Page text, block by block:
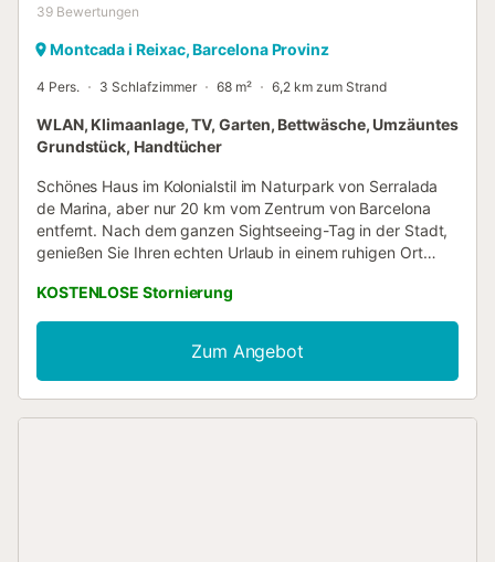
39 Bewertungen
Montcada i Reixac, Barcelona Provinz
4 Pers. 3 Schlafzimmer 68 m² 6,2 km zum Strand
WLAN, Klimaanlage, TV, Garten, Bettwäsche, Umzäuntes
Grundstück, Handtücher
Schönes Haus im Kolonialstil im Naturpark von Serralada
de Marina, aber nur 20 km vom Zentrum von Barcelona
entfernt. Nach dem ganzen Sightseeing-Tag in der Stadt,
genießen Sie Ihren echten Urlaub in einem ruhigen Ort
ermöglicht es Ihnen, maximale Ruhe zu genießen und
dabei unglaubliche Sonnenuntergänge in Ihrer
Hängematte zu beobachten. Meine Unterkunft ist gut für
Paare, Abenteurer, Familien mit Kindern und / oder
Haustiere. Was wirklich besonders ist, ist die Situation.
KOSTENLOSE Stornierung
Zum Angebot